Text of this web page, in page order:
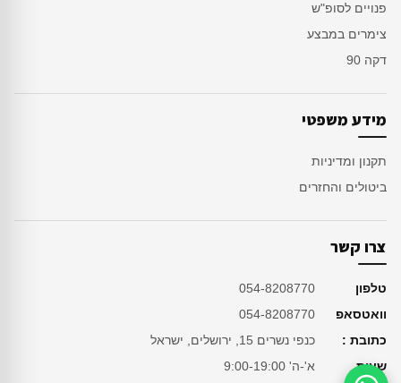
פנויים לסופ"ש
צימרים במבצע
דקה 90
מידע משפטי
תקנון ומדיניות
ביטולים והחזרים
צרו קשר
טלפון
054-8208770
וואטסאפ
054-8208770
כתובת :
כנפי נשרים 15, ירושלים, ישראל
שעות
א'-ה' 9:00-19:00